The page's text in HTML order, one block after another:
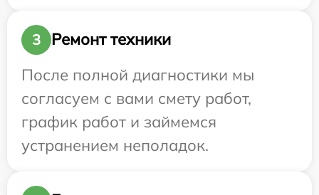
3
Ремонт техники
После полной диагностики мы
согласуем с вами смету работ,
график работ и займемся
устранением неполадок.